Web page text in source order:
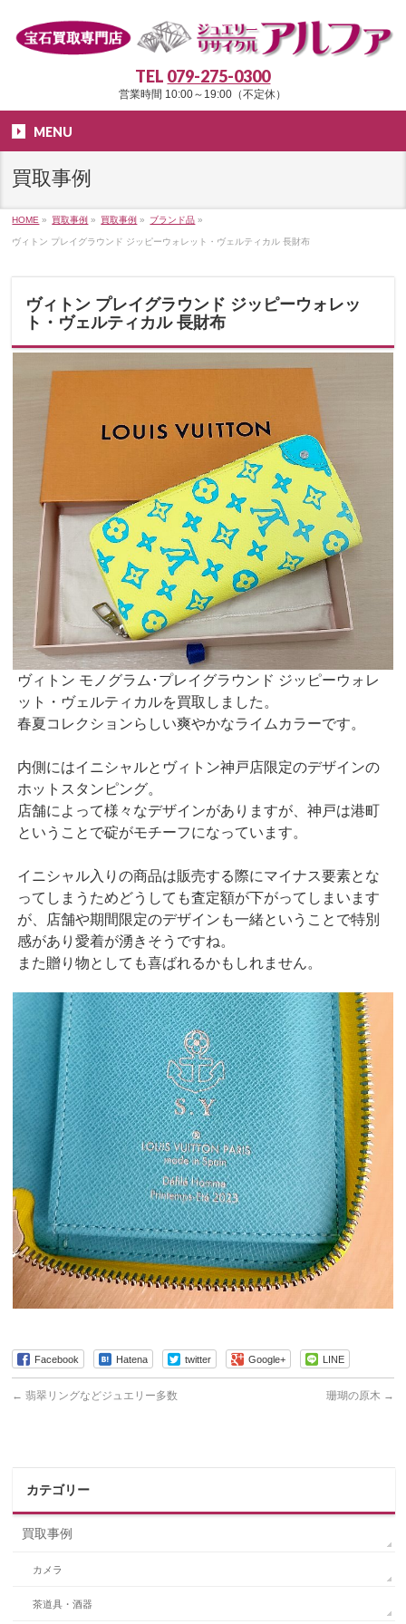
TEL 079-275-0300
営業時間 10:00～19:00（不定休）
MENU
買取事例
HOME » 買取事例 » 買取事例 » ブランド品 »
ヴィトン プレイグラウンド ジッピーウォレット・ヴェルティカル 長財布
ヴィトン プレイグラウンド ジッピーウォレッ
ト・ヴェルティカル 長財布
ヴィトン モノグラム･プレイグラウンド ジッピーウォレ
ット・ヴェルティカルを買取しました。
春夏コレクションらしい爽やかなライムカラーです。
内側にはイニシャルとヴィトン神戸店限定のデザインの
ホットスタンピング。
店舗によって様々なデザインがありますが、神戸は港町
ということで碇がモチーフになっています。
イニシャル入りの商品は販売する際にマイナス要素とな
ってしまうためどうしても査定額が下がってしまいます
が、店舗や期間限定のデザインも一緒ということで特別
感があり愛着が湧きそうですね。
また贈り物としても喜ばれるかもしれません。
Facebook Hatena twitter Google+ LINE
← 翡翠リングなどジュエリー多数 珊瑚の原木 →
カテゴリー
買取事例
カメラ
茶道具・酒器